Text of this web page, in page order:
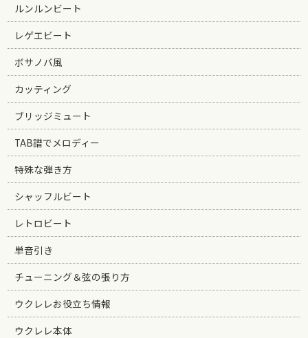
ルンルンビート
レゲエビート
ボサノバ風
カッティング
ブリッジミュート
TAB譜でメロディー
特殊な弾き方
シャッフルビート
レトロビート
単音引き
チューニング＆弦の張り方
ウクレレお役立ち情報
ウクレレ本体